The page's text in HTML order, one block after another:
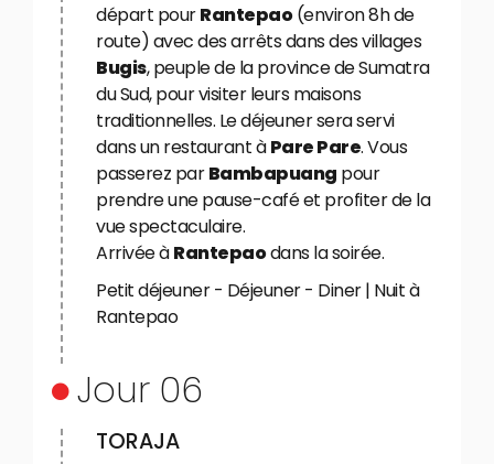
départ pourRantepao(environ 8h de
route) avec des arrêts dans des villages
Bugis, peuple de la province de Sumatra
du Sud, pour visiter leurs maisons
traditionnelles. Le déjeuner sera servi
dans un restaurant àPare Pare. Vous
passerez parBambapuang pour
prendre une pause-café et profiter de la
vue spectaculaire.
Arrivée àRantepaodans la soirée.
Petit déjeuner - Déjeuner - Diner | Nuit à
Rantepao
Jour 06
TORAJA